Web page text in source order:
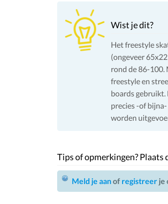
Wist je dit?
Het freestyle
(ongeveer
rond de 86-100.
freestyle en
boards gebruikt.
precies -of
worden
Tips of opmerkingen? Plaats
Meld je aanof registreer je